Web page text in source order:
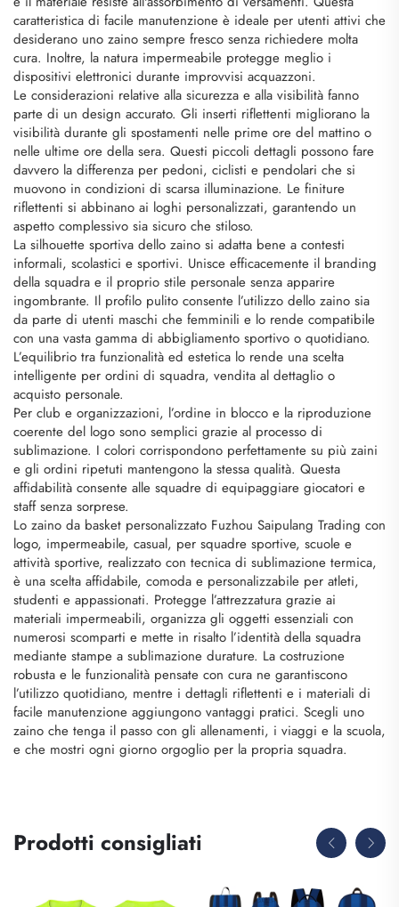
caratteristica di facile manutenzione è ideale per utenti attivi che
desiderano uno zaino sempre fresco senza richiedere molta
cura. Inoltre, la natura impermeabile protegge meglio i
dispositivi elettronici durante improvvisi acquazzoni.
Le considerazioni relative alla sicurezza e alla visibilità fanno
parte di un design accurato. Gli inserti riflettenti migliorano la
visibilità durante gli spostamenti nelle prime ore del mattino o
nelle ultime ore della sera. Questi piccoli dettagli possono fare
davvero la differenza per pedoni, ciclisti e pendolari che si
muovono in condizioni di scarsa illuminazione. Le finiture
riflettenti si abbinano ai loghi personalizzati, garantendo un
aspetto complessivo sia sicuro che stiloso.
La silhouette sportiva dello zaino si adatta bene a contesti
informali, scolastici e sportivi. Unisce efficacemente il branding
della squadra e il proprio stile personale senza apparire
ingombrante. Il profilo pulito consente l’utilizzo dello zaino sia
da parte di utenti maschi che femminili e lo rende compatibile
con una vasta gamma di abbigliamento sportivo o quotidiano.
L’equilibrio tra funzionalità ed estetica lo rende una scelta
intelligente per ordini di squadra, vendita al dettaglio o
acquisto personale.
Per club e organizzazioni, l’ordine in blocco e la riproduzione
coerente del logo sono semplici grazie al processo di
sublimazione. I colori corrispondono perfettamente su più zaini
e gli ordini ripetuti mantengono la stessa qualità. Questa
affidabilità consente alle squadre di equipaggiare giocatori e
staff senza sorprese.
Lo zaino da basket personalizzato Fuzhou Saipulang Trading con
logo, impermeabile, casual, per squadre sportive, scuole e
attività sportive, realizzato con tecnica di sublimazione termica,
è una scelta affidabile, comoda e personalizzabile per atleti,
studenti e appassionati. Protegge l’attrezzatura grazie ai
materiali impermeabili, organizza gli oggetti essenziali con
numerosi scomparti e mette in risalto l’identità della squadra
mediante stampe a sublimazione durature. La costruzione
robusta e le funzionalità pensate con cura ne garantiscono
l’utilizzo quotidiano, mentre i dettagli riflettenti e i materiali di
facile manutenzione aggiungono vantaggi pratici. Scegli uno
zaino che tenga il passo con gli allenamenti, i viaggi e la scuola,
e che mostri ogni giorno orgoglio per la propria squadra.
Prodotti consigliati